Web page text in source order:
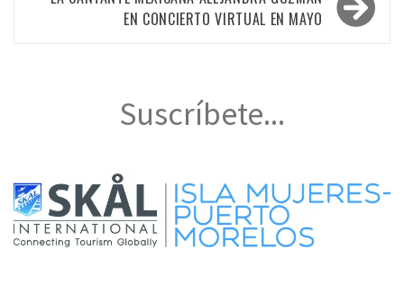
EN CONCIERTO VIRTUAL EN MAYO
Suscríbete...